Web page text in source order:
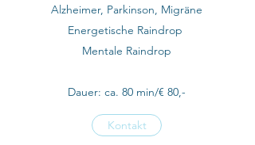
Alzheimer, Parkinson, Migräne
Energetische Raindrop
Mentale Raindrop
Dauer: ca. 80 min/€ 80,-
Kontakt